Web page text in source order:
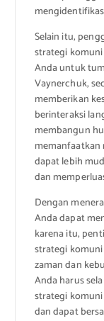
Selain itu,
strategi
Anda untuk
Vaynerchuk,
memberikan
berinteraksi
membangun
memanfaatkan
dapat lebih
dan
Dengan
Anda dapat
karena itu,
strategi
zaman dan
Anda harus
strategi
dan dapat